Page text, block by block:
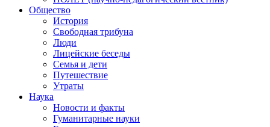
Общество
История
Свободная трибуна
Люди
Лицейские беседы
Семья и дети
Путешествие
Утраты
Наука
Новости и факты
Гуманитарные науки